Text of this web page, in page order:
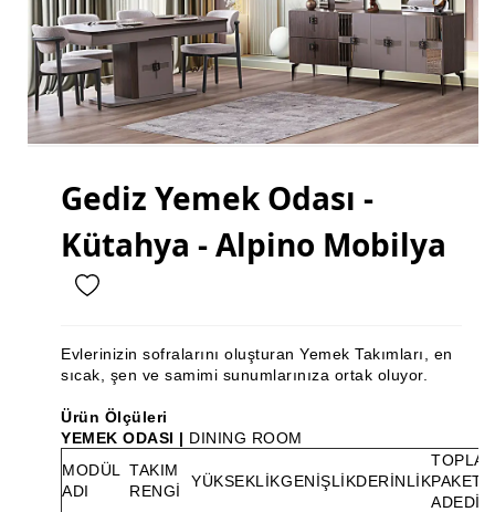
Genç Odası
Mutfak Dolabı
Mutfak Banyo Tezgahı
Gardırop
Ray Dolap
Sandalye
Masa
Sehpa Takımı
Zigon Sehpa
Orta Sehpa
Köşe Takımı
Gediz Yemek Odası -
Kütahya - Alpino Mobilya
Evlerinizin sofralarını oluşturan Yemek Takımları, en
sıcak, şen ve samimi sunumlarınıza ortak oluyor.
Ürün Ölçüleri
YEMEK ODASI | DINING ROOM
MODÜL
ADI
TAKIM
RENGİ
YÜKSEKLİKGENİŞLİKDERİNLİKPAKET
ADEDİ